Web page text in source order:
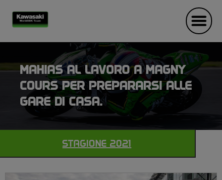
MAHIAS AL LAVORO A MAGNY
COURS PER PREPARARSI ALLE
GARE DI CASA.
STAGIONE 2021